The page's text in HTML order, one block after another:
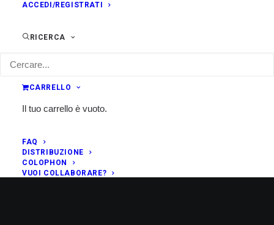
ACCEDI/REGISTRATI
RICERCA
CARRELLO
Il tuo carrello è vuoto.
FAQ
DISTRIBUZIONE
COLOPHON
VUOI COLLABORARE?